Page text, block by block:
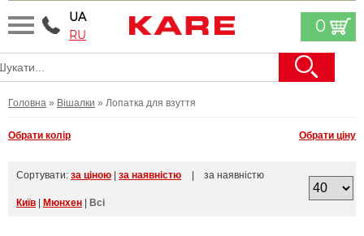
UA
RU
0
Головна » Вішалки » Лопатка для взуття
Обрати колір Обрати ціну
Сортувати: за ціною за наявністю | за наявністю
Київ Мюнхен Всі